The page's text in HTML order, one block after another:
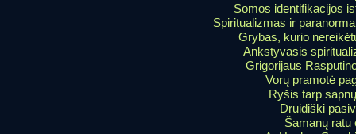
Somos identifikacijos
Spiritualizmas ir
Grybas, kurio
Ankstyvasis
Grigorijaus
Vorų pramotė
Ryšis tarp
Druidiški
Šamanų ratu